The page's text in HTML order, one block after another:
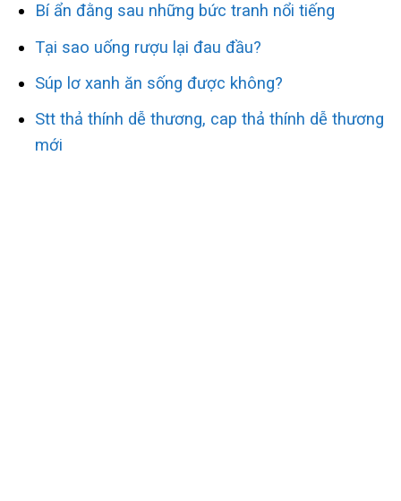
Bí ẩn đằng sau những bức tranh nổi tiếng
Tại sao uống rượu lại đau đầu?
Súp lơ xanh ăn sống được không?
Stt thả thính dễ thương, cap thả thính dễ thương
mới